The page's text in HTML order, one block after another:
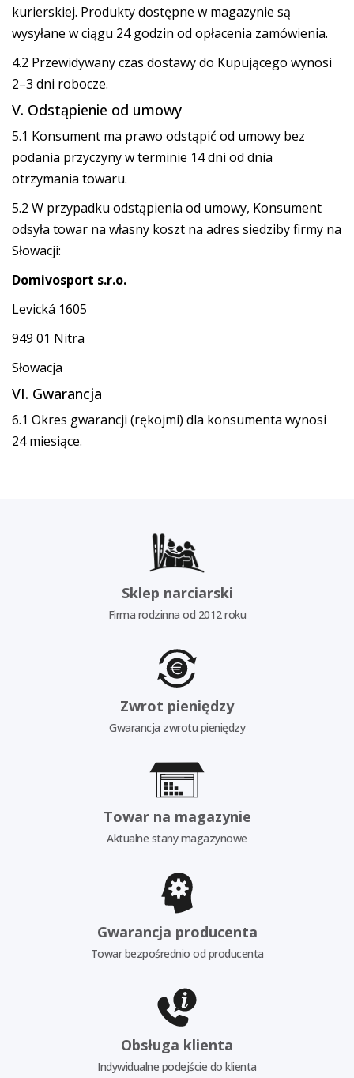
kurierskiej. Produkty dostępne w magazynie są
wysyłane w ciągu 24 godzin od opłacenia zamówienia.
4.2 Przewidywany czas dostawy do Kupującego wynosi
2–3 dni robocze.
V. Odstąpienie od umowy
5.1 Konsument ma prawo odstąpić od umowy bez
podania przyczyny w terminie 14 dni od dnia
otrzymania towaru.
5.2 W przypadku odstąpienia od umowy, Konsument
odsyła towar na własny koszt na adres siedziby firmy na
Słowacji:
Domivosport s.r.o.
Levická 1605
949 01 Nitra
Słowacja
VI. Gwarancja
6.1 Okres gwarancji (rękojmi) dla konsumenta wynosi
24 miesiące.
Sklep narciarski
Firma rodzinna od 2012 roku
Zwrot pieniędzy
Gwarancja zwrotu pieniędzy
Towar na magazynie
Aktualne stany magazynowe
Gwarancja producenta
Towar bezpośrednio od producenta
Obsługa klienta
Indywidualne podejście do klienta